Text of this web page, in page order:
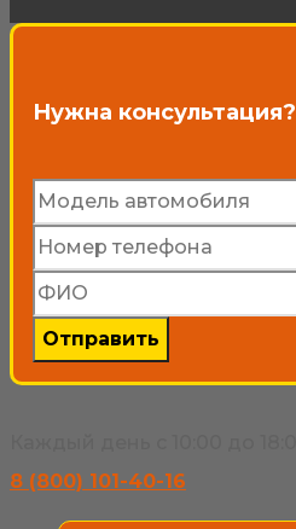
Нужна консультация?
8 (800) 101-40-16